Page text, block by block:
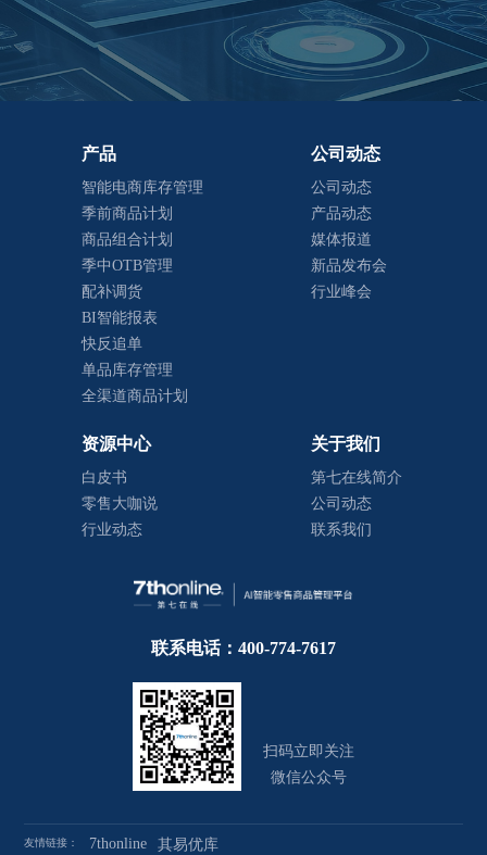
产品
智能电商库存管理
季前商品计划
商品组合计划
季中OTB管理
配补调货
BI智能报表
快反追单
单品库存管理
全渠道商品计划
公司动态
公司动态
产品动态
媒体报道
新品发布会
行业峰会
资源中心
白皮书
零售大咖说
行业动态
关于我们
第七在线简介
公司动态
联系我们
联系电话：400-774-7617
扫码立即关注
微信公众号
友情链接： 7thonline 其易优库